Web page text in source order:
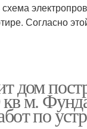
Согласно
дом
кв м.
по